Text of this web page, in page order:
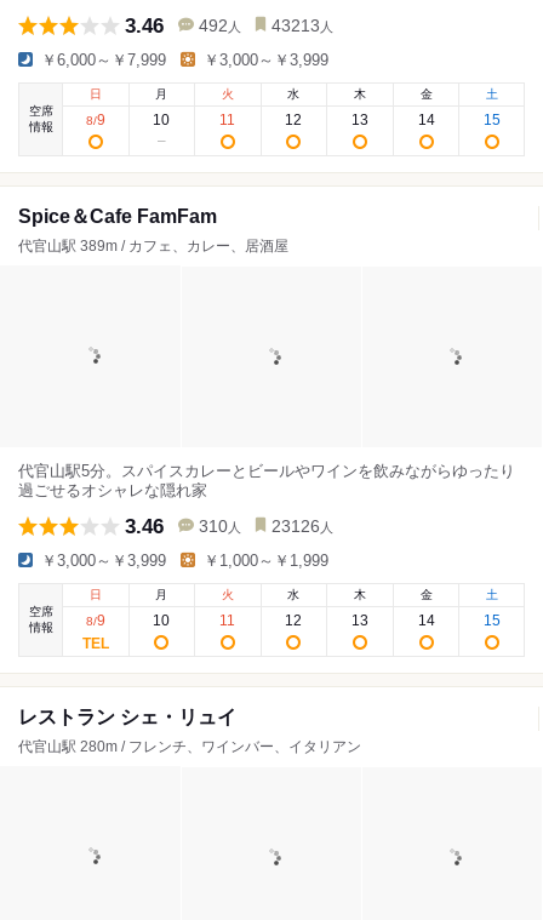
3.46 492 人 43213 人
￥6,000～￥7,999 ￥3,000～￥3,999
空席
情報
日
8/9
月
10
火
11
水
12
木
13
金
14
土
15
Spice＆Cafe FamFam
代官山駅 389m / カフェ、カレー、居酒屋
代官山駅5分。スパイスカレーとビールやワインを飲みながらゆったり
過ごせるオシャレな隠れ家
3.46 310 人 23126 人
￥3,000～￥3,999 ￥1,000～￥1,999
空席
情報
日
8/9
月
10
火
11
水
12
木
13
金
14
土
15
レストラン シェ・リュイ
代官山駅 280m / フレンチ、ワインバー、イタリアン